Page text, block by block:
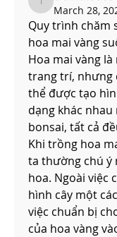
trankhoa856325
March 28,
Quy trình chăm
hoa mai vàng
Hoa mai vàng
trang trí, nhưng
thể được tạo
dạng khác nhau
bonsai, tất cả
Khi trồng hoa
ta thường chú ý
hoa. Ngoài việc
hình cây một
việc chuẩn bị
của hoa vàng